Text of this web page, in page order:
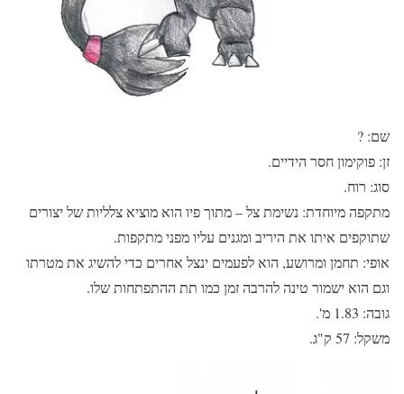
שם: ?
זן: פוקימון חסר הידיים.
סוג: רוח.
מתקפה מיוחדת: נשימת צל – מתוך פיו הוא מוציא צלליות של יצורים
שתוקפים איתו את היריב ומגנים עליו מפני מתקפות.
אופי: תחמן ומרושע, הוא לפעמים ינצל אחרים כדי להשיג את מטרתו
וגם הוא ישמור טינה להרבה זמן כמו תת ההתפתחות שלו.
גובה: 1.83 מ'.
משקל: 57 ק"ג.